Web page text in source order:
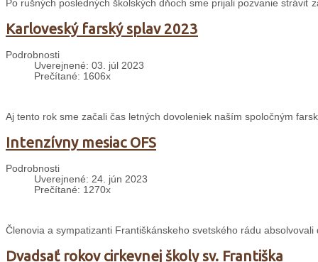
Po rušných posledných školských dňoch sme prijali pozvanie stráviť
Karloveský farský splav 2023
Podrobnosti
Uverejnené: 03. júl 2023
Prečítané: 1606x
Aj tento rok sme začali čas letných dovoleniek naším spoločným
Intenzívny mesiac OFS
Podrobnosti
Uverejnené: 24. jún 2023
Prečítané: 1270x
Členovia a sympatizanti Františkánskeho svetského rádu
Dvadsať rokov cirkevnej školy sv. Františka